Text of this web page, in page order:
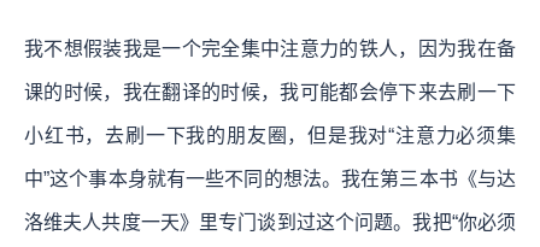
我不想假装我是一个完全集中注意力的铁人，因为我在备
课的时候，我在翻译的时候，我可能都会停下来去刷一下
小红书，去刷一下我的朋友圈，但是我对“注意力必须集
中”这个事本身就有一些不同的想法。我在第三本书《与达
洛维夫人共度一天》里专门谈到过这个问题。我把“你必须